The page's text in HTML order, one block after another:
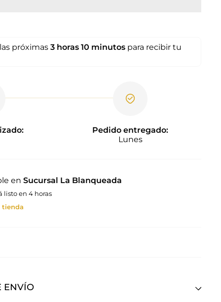
próximas 3 horas 10 minutos para recibir tu
Pedido entregado:
Lunes
en Sucursal La Blanqueada
listo en 4 horas
tienda
ENVÍO